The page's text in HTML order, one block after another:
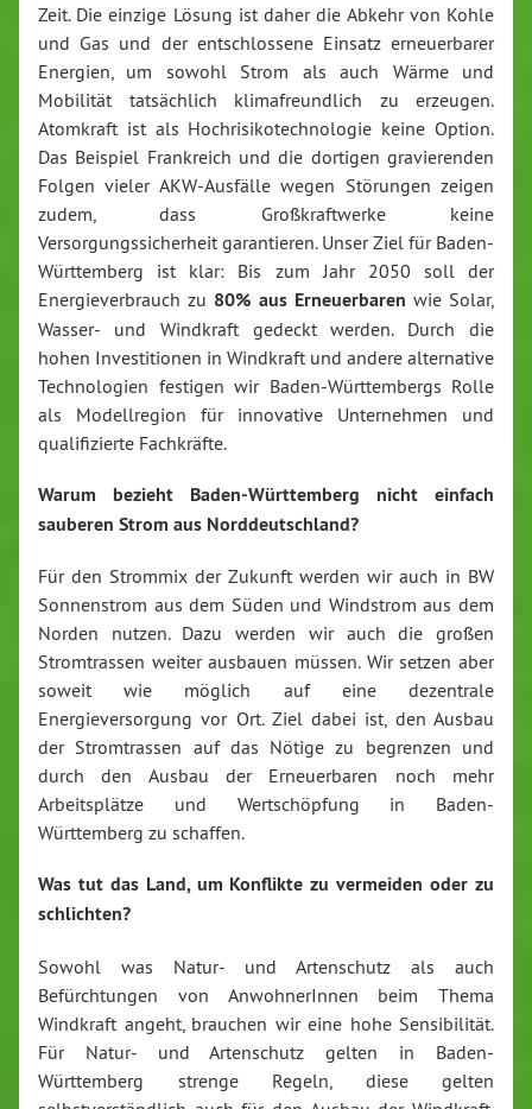
Zeit. Die einzige Lösung ist daher die Abkehr von Kohle
und Gas und der entschlossene Einsatz erneuerbarer
Energien, um sowohl Strom als auch Wärme und
Mobilität tatsächlich klimafreundlich zu erzeugen.
Atomkraft ist als Hochrisikotechnologie keine Option.
Das Beispiel Frankreich und die dortigen gravierenden
Folgen vieler AKW-Ausfälle wegen Störungen zeigen
zudem, dass Großkraftwerke keine
Versorgungssicherheit garantieren. Unser Ziel für Baden-
Württemberg ist klar: Bis zum Jahr 2050 soll der
Energieverbrauch zu 80% aus Erneuerbaren wie Solar,
Wasser- und Windkraft gedeckt werden. Durch die
hohen Investitionen in Windkraft und andere alternative
Technologien festigen wir Baden-Württembergs Rolle
als Modellregion für innovative Unternehmen und
qualifizierte Fachkräfte.
Warum bezieht Baden-Württemberg nicht einfach
sauberen Strom aus Norddeutschland?
Für den Strommix der Zukunft werden wir auch in BW
Sonnenstrom aus dem Süden und Windstrom aus dem
Norden nutzen. Dazu werden wir auch die großen
Stromtrassen weiter ausbauen müssen. Wir setzen aber
soweit wie möglich auf eine dezentrale
Energieversorgung vor Ort. Ziel dabei ist, den Ausbau
der Stromtrassen auf das Nötige zu begrenzen und
durch den Ausbau der Erneuerbaren noch mehr
Arbeitsplätze und Wertschöpfung in Baden-
Württemberg zu schaffen.
Was tut das Land, um Konflikte zu vermeiden oder zu
schlichten?
Sowohl was Natur- und Artenschutz als auch
Befürchtungen von AnwohnerInnen beim Thema
Windkraft angeht, brauchen wir eine hohe Sensibilität.
Für Natur- und Artenschutz gelten in Baden-
Württemberg strenge Regeln, diese gelten